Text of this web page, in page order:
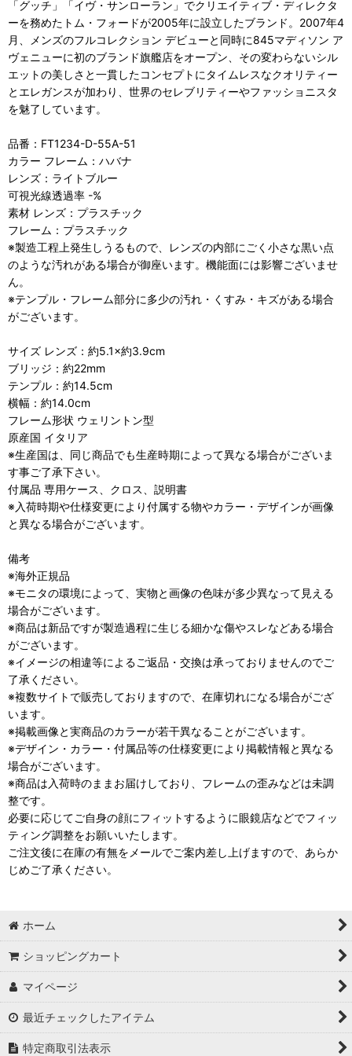
「グッチ」「イヴ・サンローラン」でクリエイティブ・ディレクタ
ーを務めたトム・フォードが2005年に設立したブランド。2007年4
月、メンズのフルコレクション デビューと同時に845マディソン ア
ヴェニューに初のブランド旗艦店をオープン、その変わらないシル
エットの美しさと一貫したコンセプトにタイムレスなクオリティー
とエレガンスが加わり、世界のセレブリティーやファッショニスタ
を魅了しています。
品番：FT1234-D-55A-51
カラー フレーム：ハバナ
レンズ：ライトブルー
可視光線透過率 -%
素材 レンズ：プラスチック
フレーム：プラスチック
※製造工程上発生しうるもので、レンズの内部にごく小さな黒い点
のような汚れがある場合が御座います。機能面には影響ございませ
ん。
※テンプル・フレーム部分に多少の汚れ・くすみ・キズがある場合
がございます。
サイズ レンズ：約5.1×約3.9cm
ブリッジ：約22mm
テンプル：約14.5cm
横幅：約14.0cm
フレーム形状 ウェリントン型
原産国 イタリア
※生産国は、同じ商品でも生産時期によって異なる場合がございま
す事ご了承下さい。
付属品 専用ケース、クロス、説明書
※入荷時期や仕様変更により付属する物やカラー・デザインが画像
と異なる場合がございます。
備考
※海外正規品
※モニタの環境によって、実物と画像の色味が多少異なって見える
場合がございます。
※商品は新品ですが製造過程に生じる細かな傷やスレなどある場合
がございます。
※イメージの相違等によるご返品・交換は承っておりませんのでご
了承ください。
※複数サイトで販売しておりますので、在庫切れになる場合がござ
います。
※掲載画像と実商品のカラーが若干異なることがございます。
※デザイン・カラー・付属品等の仕様変更により掲載情報と異なる
場合がございます。
※商品は入荷時のままお届けしており、フレームの歪みなどは未調
整です。
必要に応じてご自身の顔にフィットするように眼鏡店などでフィッ
ティング調整をお願いいたします。
ご注文後に在庫の有無をメールでご案内差し上げますので、あらか
じめご了承ください。
ホーム
ショッピングカート
マイページ
最近チェックしたアイテム
特定商取引法表示